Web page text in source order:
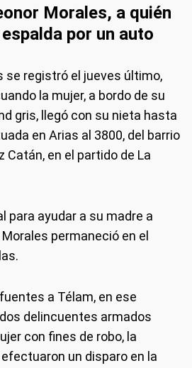
Morales, a quién
por un auto
se registró el jueves último,
la mujer, a bordo de su
gris, llegó con su nieta hasta
en Arias al 3800, del barrio
Catán, en el partido de La
para ayudar a su madre a
permaneció en el
a Télam, en ese
delincuentes armados
con fines de robo, la
un disparo en la